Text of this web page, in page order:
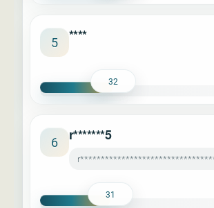
5 ****
32
6 r*******5
31